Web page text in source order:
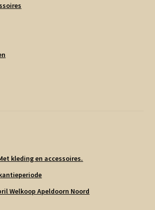
kleding en accessoires.
Welkoop Apeldoorn Noord